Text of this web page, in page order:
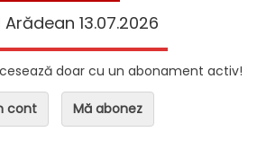
13.07.2026
doar cu un abonament activ!
cont Mă abonez